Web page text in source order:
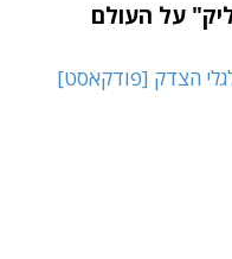
על העולם